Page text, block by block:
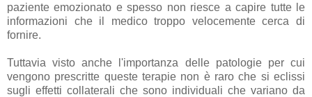
paziente emozionato e spesso non riesce a capire tutte le
informazioni che il medico troppo velocemente cerca di
fornire.
Tuttavia visto anche l'importanza delle patologie per cui
vengono prescritte queste terapie non è raro che si eclissi
sugli effetti collaterali che sono individuali che variano da